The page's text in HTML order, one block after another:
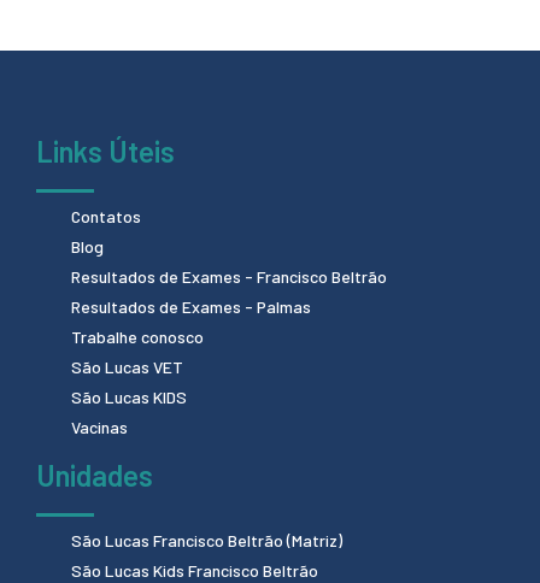
Links Úteis
Contatos
Blog
Resultados de Exames - Francisco Beltrão
Resultados de Exames - Palmas
Trabalhe conosco
São Lucas VET
São Lucas KIDS
Vacinas
Unidades
São Lucas Francisco Beltrão (Matriz)
São Lucas Kids Francisco Beltrão